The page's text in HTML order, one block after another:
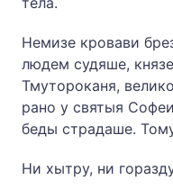
Немизе кровави
людем судяше,
Тмутороканя,
рано у святыя
беды страдаше.
Ни хытру, ни